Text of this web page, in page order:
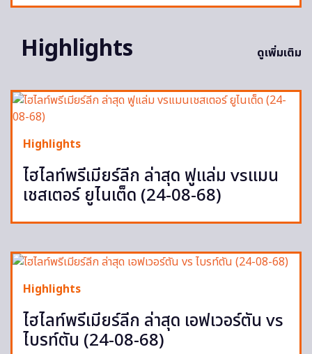
Highlights ดูเพิ่มเติม
Highlights
ไฮไลท์พรีเมียร์ลีก ล่าสุด ฟูแล่ม vsแมน
เชสเตอร์ ยูไนเต็ด (24-08-68)
Highlights
ไฮไลท์พรีเมียร์ลีก ล่าสุด เอฟเวอร์ตัน vs
ไบรท์ตัน (24-08-68)